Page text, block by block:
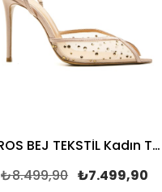
CROS BEJ TEKSTİL Kadın TOPUKLU SANDALET
₺7.499,90
₺8.499,90